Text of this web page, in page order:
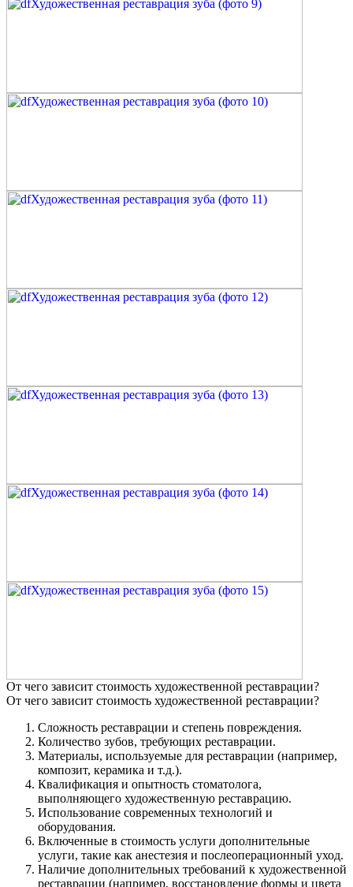
От чего зависит стоимость художественной реставрации?
От чего зависит стоимость художественной реставрации?
Сложность реставрации и степень повреждения.
Количество зубов, требующих реставрации.
Материалы, используемые для реставрации (например,
композит, керамика и т.д.).
Квалификация и опытность стоматолога,
выполняющего художественную реставрацию.
Использование современных технологий и
оборудования.
Включенные в стоимость услуги дополнительные
услуги, такие как анестезия и послеоперационный уход.
Наличие дополнительных требований к художественной
реставрации (например, восстановление формы и цвета